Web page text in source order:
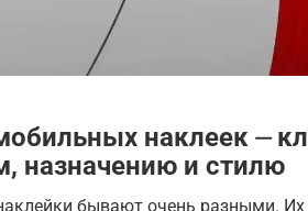
наклеек ⏤
назначению и стилю
бывают очень разными.